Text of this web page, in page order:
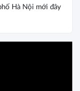
Hà Nội mới đây